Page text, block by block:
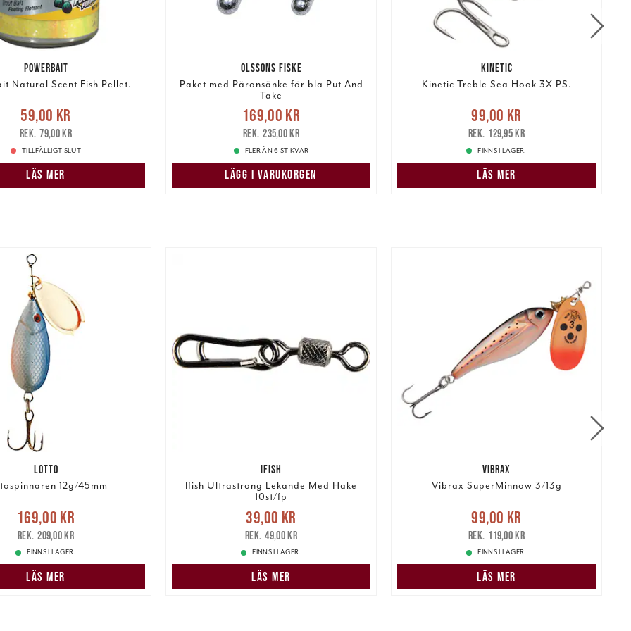
POWERBAIT
Natural Scent Fish Pellet.
pris:59,00 kr
pris:79,00 kr
59,00 kr
79,00 kr
TILLFÄLLIGT SLUT
LÄS MER
OLSSONS FISKE
Paket med Päronsänke för bla Put And
Take
Nuvarande pris
Tidigare pris
169,00 kr
235,00 kr
FLER ÄN 6 ST KVAR
LÄGG I VARUKORGEN
KINETIC
Kinetic Treble Sea Hook 3X PS.
Nuvarande pris:99,00 kr
pris:129,95 kr
99,00 kr
129,95 kr
FINNS I LAGER.
LÄS MER
LOTTO
12g/45mm
Nuvarande pris
Tidigare pris
169,00 kr
209,00 kr
FINNS I LAGER.
LÄS MER
IFISH
Ifish Ultrastrong Lekande Med Hake
10st/fp
Nuvarande pris :39,00 kr
pris: 49,00 kr
39,00 kr
49,00 kr
FINNS I LAGER.
LÄS MER
VIBRAX
Vibrax SuperMinnow 3/13g
Nuvarande pris :99,00 kr
pris: 119,00 kr
99,00 kr
119,00 kr
FINNS I LAGER.
LÄS MER